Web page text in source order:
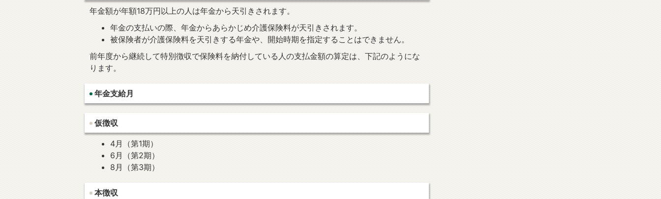
年金額が年額18万円以上の人は年金から天引きされます。
年金の支払いの際、年金からあらかじめ介護保険料が天引きされます。
被保険者が介護保険料を天引きする年金や、開始時期を指定することはできません。
前年度から継続して特別徴収で保険料を納付している人の支払金額の算定は、下記のようにな
ります。
年金支給月
仮徴収
4月（第1期）
6月（第2期）
8月（第3期）
本徴収